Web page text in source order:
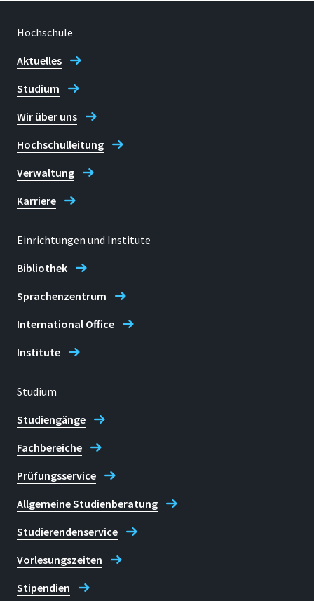
Hochschule
Aktuelles
Studium
Wir über uns
Hochschulleitung
Verwaltung
Karriere
Einrichtungen und Institute
Bibliothek
Sprachenzentrum
International Office
Institute
Studium
Studiengänge
Fachbereiche
Prüfungsservice
Allgemeine Studienberatung
Studierendenservice
Vorlesungszeiten
Stipendien